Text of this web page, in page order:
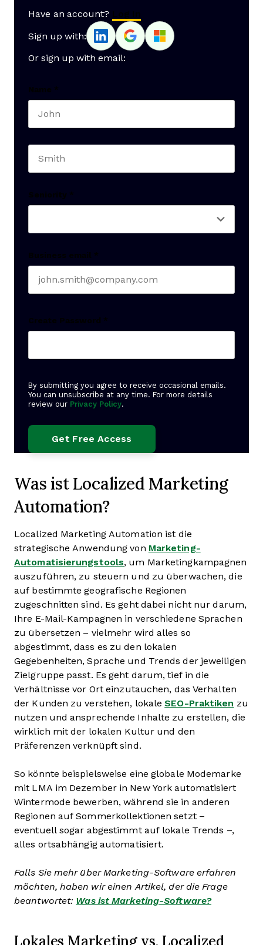
Have an account? Log In
Sign up with:
Or sign up with email:
Name *
Seniority *
Business email *
Create Password *
By submitting you agree to receive occasional emails.
You can unsubscribe at any time. For more details
review our Privacy Policy.
Was ist Localized Marketing
Automation?
Localized Marketing Automation ist die
strategische Anwendung von Marketing-
Automatisierungstools, um Marketingkampagnen
auszuführen, zu steuern und zu überwachen, die
auf bestimmte geografische Regionen
zugeschnitten sind. Es geht dabei nicht nur darum,
Ihre E-Mail-Kampagnen in verschiedene Sprachen
zu übersetzen – vielmehr wird alles so
abgestimmt, dass es zu den lokalen
Gegebenheiten, Sprache und Trends der jeweiligen
Zielgruppe passt. Es geht darum, tief in die
Verhältnisse vor Ort einzutauchen, das Verhalten
der Kunden zu verstehen, lokaleSEO-Praktiken zu
nutzen und ansprechende Inhalte zu erstellen, die
wirklich mit der lokalen Kultur und den
Präferenzen verknüpft sind.
So könnte beispielsweise eine globale Modemarke
mit LMA im Dezember in New York automatisiert
Wintermode bewerben, während sie in anderen
Regionen auf Sommerkollektionen setzt –
eventuell sogar abgestimmt auf lokale Trends –,
alles ortsabhängig automatisiert.
Falls Sie mehr über Marketing-Software erfahren
möchten, haben wir einen Artikel, der die Frage
beantwortet: Was ist Marketing-Software?
Lokales Marketing vs. Localized